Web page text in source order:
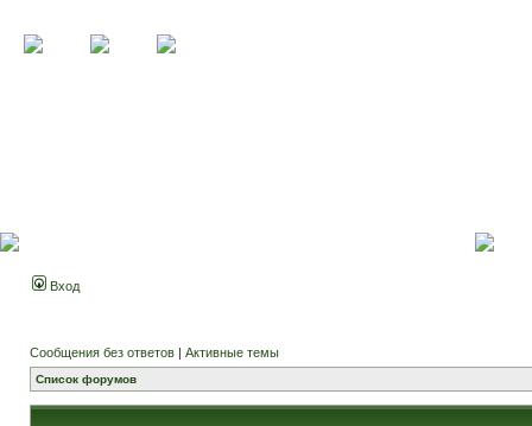
Вход
Сообщения без ответов | Активные темы
Список форумов